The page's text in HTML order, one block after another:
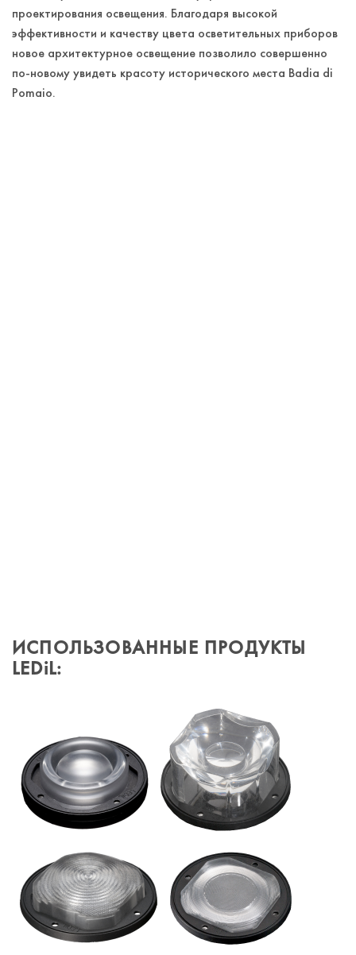
проектирования освещения. Благодаря высокой
эффективности и качеству цвета осветительных приборов
новое архитектурное освещение позволило совершенно
по-новому увидеть красоту исторического места Badia di
Pomaio.
ИСПОЛЬЗОВАННЫЕ ПРОДУКТЫ
LEDiL: